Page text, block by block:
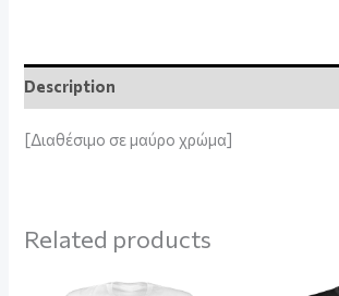
Description
[Διαθέσιμο σε μαύρο χρώμα]
Related products